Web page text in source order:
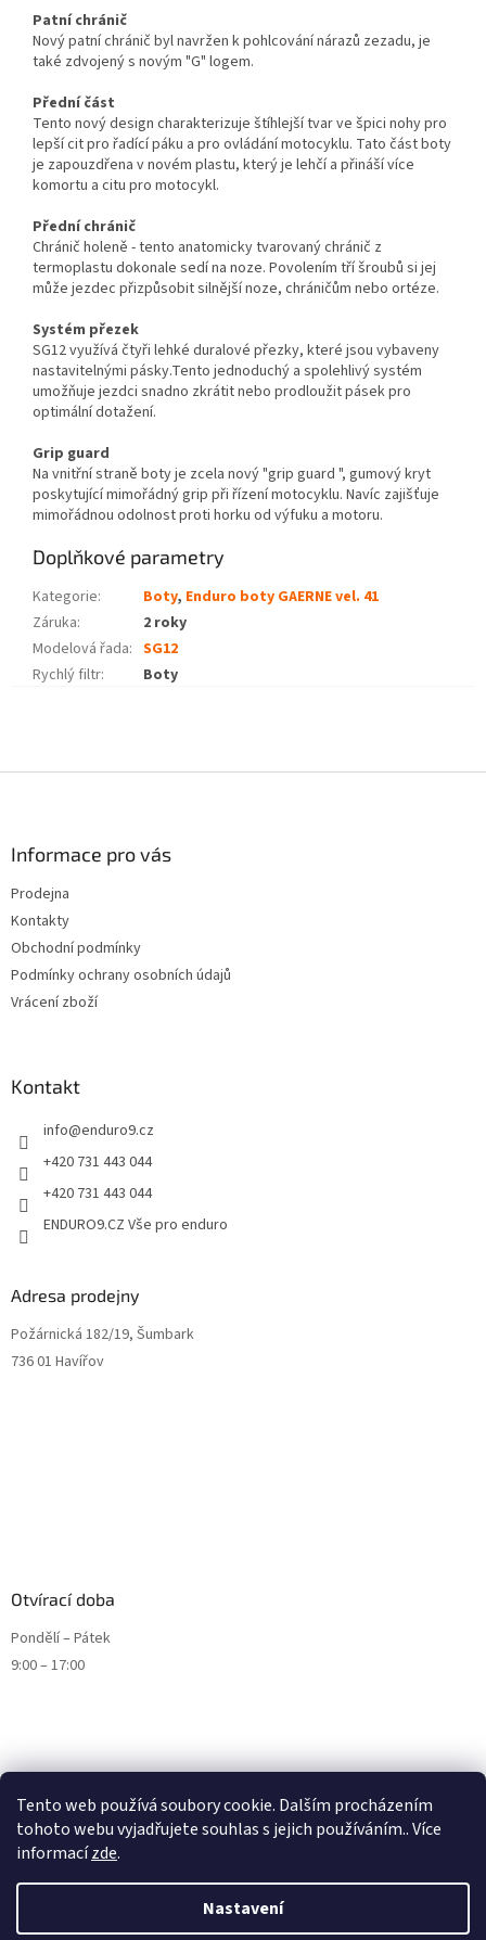
Tento web používá soubory cookie. Dalším procházením
tohoto webu vyjadřujete souhlas s jejich používáním.. Více
informacízde.
Nastavení
Patní chránič
Nový patní chránič byl navržen k pohlcování nárazů zezadu, je
také zdvojený s novým "G" logem.
Přední část
Tento nový design charakterizuje štíhlejší tvar ve špici nohy pro
lepší cit pro řadící páku a pro ovládání motocyklu. Tato část boty
je zapouzdřena v novém plastu, který je lehčí a přináší více
komortu a citu pro motocykl.
Přední chránič
Chránič holeně - tento anatomicky tvarovaný chránič z
termoplastu dokonale sedí na noze. Povolením tří šroubů si jej
může jezdec přizpůsobit silnější noze, chráničům nebo ortéze.
Systém přezek
SG12 využívá čtyři lehké duralové přezky, které jsou vybaveny
nastavitelnými pásky.Tento jednoduchý a spolehlivý systém
umožňuje jezdci snadno zkrátit nebo prodloužit pásek pro
optimální dotažení.
Grip guard
Na vnitřní straně boty je zcela nový "grip guard ", gumový kryt
poskytující mimořádný grip při řízení motocyklu. Navíc zajišťuje
mimořádnou odolnost proti horku od výfuku a motoru.
Doplňkové parametry
Kategorie: Boty, Enduro boty GAERNE vel. 41
Záruka:
2 roky
Modelová řada: SG12
Rychlý filtr: Boty
Informace pro vás
Prodejna
Kontakty
Obchodní podmínky
Podmínky ochrany osobních údajů
Vrácení zboží
Kontakt
info@enduro9.cz
+420 731 443 044
+420 731 443 044
ENDURO9.CZ Vše pro enduro
Adresa prodejny
Požárnická 182/19, Šumbark
736 01 Havířov
Otvírací doba
Pondělí – Pátek
9:00 – 17:00
Vytvořil Shoptet